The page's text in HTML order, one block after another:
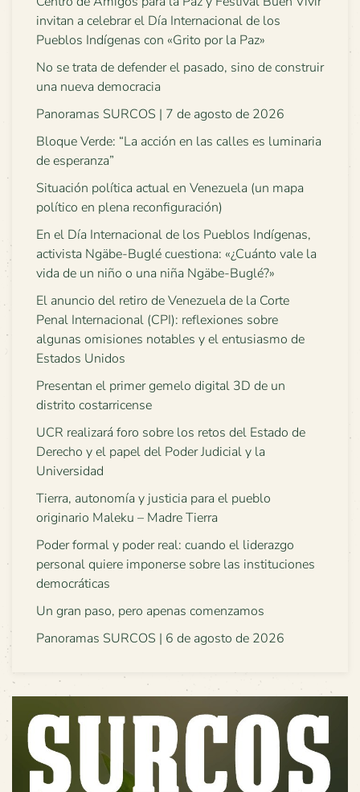
invitan a celebrar el Día Internacional de los
Pueblos Indígenas con «Grito por la Paz»
No se trata de defender el pasado, sino de construir
una nueva democracia
Panoramas SURCOS | 7 de agosto de 2026
Bloque Verde: “La acción en las calles es luminaria
de esperanza”
Situación política actual en Venezuela (un mapa
político en plena reconfiguración)
En el Día Internacional de los Pueblos Indígenas,
activista Ngäbe-Buglé cuestiona: «¿Cuánto vale la
vida de un niño o una niña Ngäbe-Buglé?»
El anuncio del retiro de Venezuela de la Corte
Penal Internacional (CPI): reflexiones sobre
algunas omisiones notables y el entusiasmo de
Estados Unidos
Presentan el primer gemelo digital 3D de un
distrito costarricense
UCR realizará foro sobre los retos del Estado de
Derecho y el papel del Poder Judicial y la
Universidad
Tierra, autonomía y justicia para el pueblo
originario Maleku – Madre Tierra
Poder formal y poder real: cuando el liderazgo
personal quiere imponerse sobre las instituciones
democráticas
Un gran paso, pero apenas comenzamos
Panoramas SURCOS | 6 de agosto de 2026